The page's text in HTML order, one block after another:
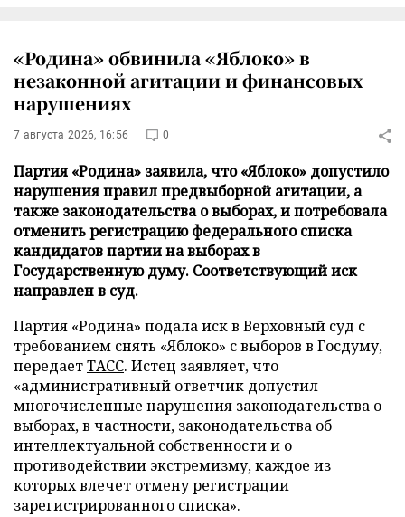
«Родина» обвинила «Яблоко» в
незаконной агитации и финансовых
нарушениях
7 августа 2026, 16:56 0
Партия «Родина» заявила, что «Яблоко» допустило
нарушения правил предвыборной агитации, а
также законодательства о выборах, и потребовала
отменить регистрацию федерального списка
кандидатов партии на выборах в
Государственную думу. Соответствующий иск
направлен в суд.
Партия «Родина» подала иск в Верховный суд с
требованием снять «Яблоко» с выборов в Госдуму,
передаетТАСС. Истец заявляет, что
«административный ответчик допустил
многочисленные нарушения законодательства о
выборах, в частности, законодательства об
интеллектуальной собственности и о
противодействии экстремизму, каждое из
которых влечет отмену регистрации
зарегистрированного списка».